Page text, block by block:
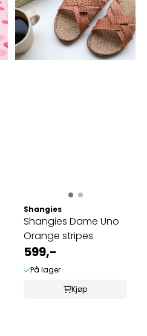
Shangies
Shangies Dame Uno
Orange stripes
599,-
På lager
Kjøp